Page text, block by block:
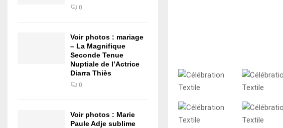
0
Voir photos : mariage
– La Magnifique
Seconde Tenue
Nuptiale de l’Actrice
Diarra Thiès
0
Voir photos : Marie
Paule Adje sublime